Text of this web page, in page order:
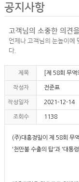
공지사항
고객님의 소중한 의견
언제나 고객님의 눈높이에
다.
제목 [제 58회 무
작성자 전준표
작성일자 2021-12-14
조회수 1138
(주)대흥정밀이 제 58회 무
'천만불 수출의 탑'과 '대통